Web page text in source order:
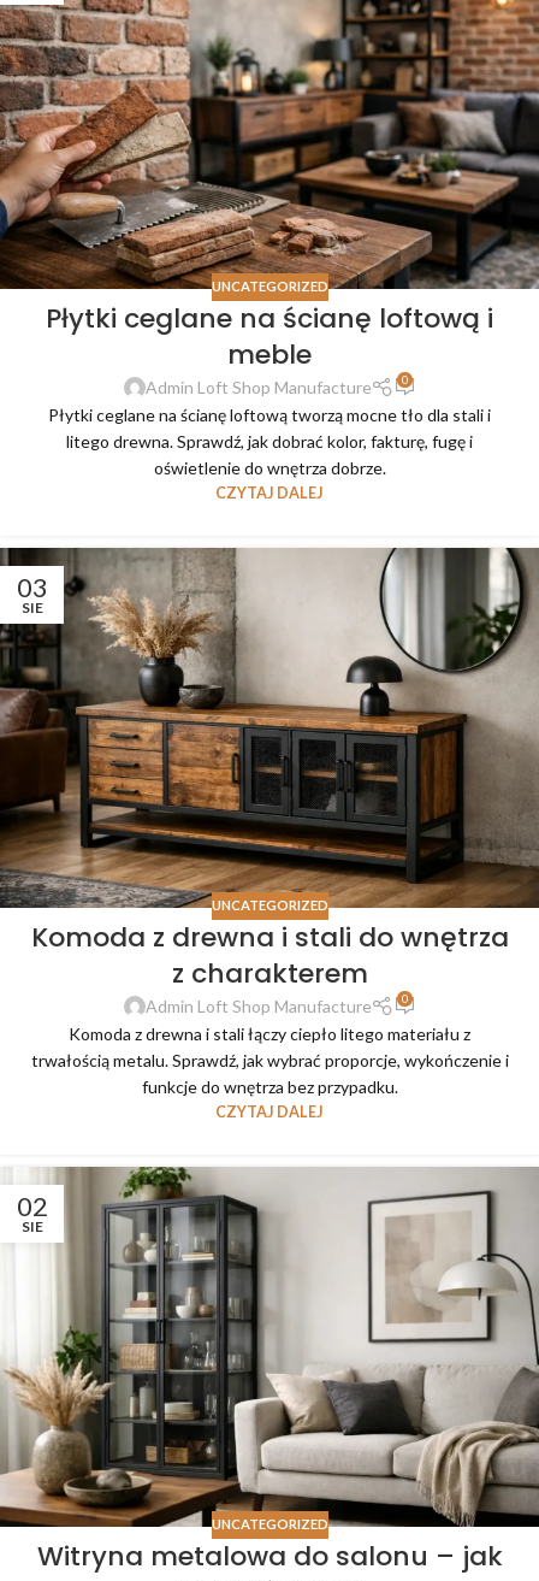
UNCATEGORIZED
Płytki ceglane na ścianę loftową i
meble
Admin Loft Shop Manufacture 0
Płytki ceglane na ścianę loftową tworzą mocne tło dla stali i
litego drewna. Sprawdź, jak dobrać kolor, fakturę, fugę i
oświetlenie do wnętrza dobrze.
CZYTAJ DALEJ
03
SIE
UNCATEGORIZED
Komoda z drewna i stali do wnętrza
z charakterem
Admin Loft Shop Manufacture 0
Komoda z drewna i stali łączy ciepło litego materiału z
trwałością metalu. Sprawdź, jak wybrać proporcje, wykończenie i
funkcje do wnętrza bez przypadku.
CZYTAJ DALEJ
02
SIE
UNCATEGORIZED
Witryna metalowa do salonu – jak